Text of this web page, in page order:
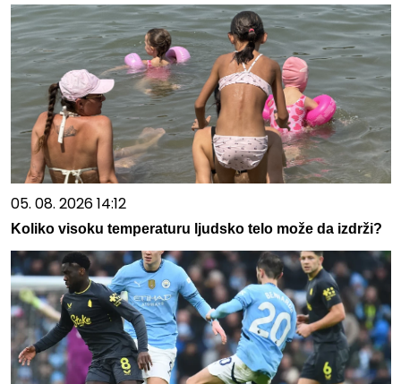
05. 08. 2026 14:12
Koliko visoku temperaturu ljudsko telo može da izdrži?